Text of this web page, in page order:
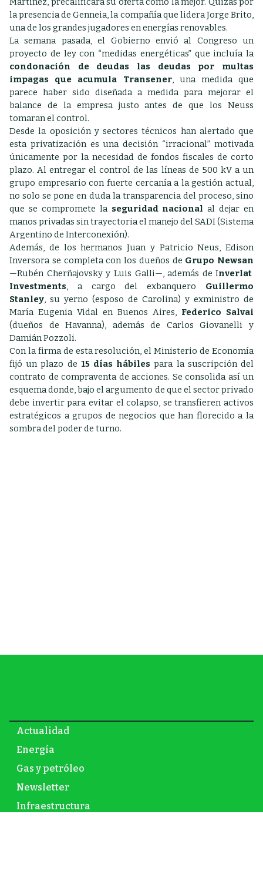
la presencia de Genneia, la compañía que lidera Jorge Brito,
una de los grandes jugadores en energías renovables.
La semana pasada, el Gobierno envió al Congreso un
proyecto de ley con “medidas energéticas” que incluía la
condonación de deudas las deudas por multas
impagas que acumula Transener, una medida que
parece haber sido diseñada a medida para mejorar el
balance de la empresa justo antes de que los Neuss
tomaran el control.
Desde la oposición y sectores técnicos han alertado que
esta privatización es una decisión “irracional” motivada
únicamente por la necesidad de fondos fiscales de corto
plazo. Al entregar el control de las líneas de 500 kV a un
grupo empresario con fuerte cercanía a la gestión actual,
no solo se pone en duda la transparencia del proceso, sino
que se compromete la seguridad nacional al dejar en
manos privadas sin trayectoria el manejo del SADI (Sistema
Argentino de Interconexión).
Además, de los hermanos Juan y Patricio Neus, Edison
Inversora se completa con los dueños de Grupo Newsan
—Rubén Cherñajovsky y Luis Galli—, además de Inverlat
Investments, a cargo del exbanquero Guillermo
Stanley, su yerno (esposo de Carolina) y exministro de
María Eugenia Vidal en Buenos Aires, Federico Salvai
(dueños de Havanna), además de Carlos Giovanelli y
Damián Pozzoli.
Con la firma de esta resolución, el Ministerio de Economía
fijó un plazo de 15 días hábiles para la suscripción del
contrato de compraventa de acciones. Se consolida así un
esquema donde, bajo el argumento de que el sector privado
debe invertir para evitar el colapso, se transfieren activos
estratégicos a grupos de negocios que han florecido a la
sombra del poder de turno.
Actualidad
Energía
Gas y petróleo
Newsletter
Infraestructura